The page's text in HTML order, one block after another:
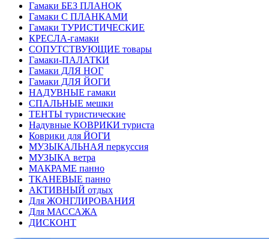
Гамаки БЕЗ ПЛАНОК
Гамаки С ПЛАНКАМИ
Гамаки ТУРИСТИЧЕСКИЕ
КРЕСЛА-гамаки
СОПУТСТВУЮЩИЕ товары
Гамаки-ПАЛАТКИ
Гамаки ДЛЯ НОГ
Гамаки ДЛЯ ЙОГИ
НАДУВНЫЕ гамаки
СПАЛЬНЫЕ мешки
ТЕНТЫ туристические
Надувные КОВРИКИ туриста
Коврики для ЙОГИ
МУЗЫКАЛЬНАЯ перкуссия
МУЗЫКА ветра
МАКРАМЕ панно
ТКАНЕВЫЕ панно
АКТИВНЫЙ отдых
Для ЖОНГЛИРОВАНИЯ
Для МАССАЖА
ДИСКОНТ